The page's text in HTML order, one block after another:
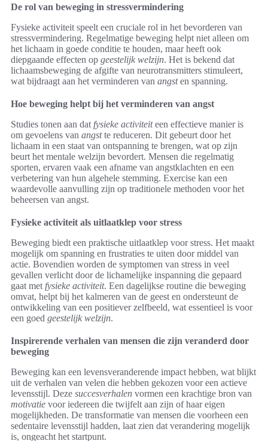
De rol van beweging in stressvermindering
Fysieke activiteit speelt een cruciale rol in het bevorderen van
stressvermindering. Regelmatige beweging helpt niet alleen om
het lichaam in goede conditie te houden, maar heeft ook
diepgaande effecten op geestelijk welzijn. Het is bekend dat
lichaamsbeweging de afgifte van neurotransmitters stimuleert,
wat bijdraagt aan het verminderen van angsten spanning.
Hoe beweging helpt bij het verminderen van angst
Studies tonen aan dat fysieke activiteiteen effectieve manier is
om gevoelens van angstte reduceren. Dit gebeurt door het
lichaam in een staat van ontspanning te brengen, wat op zijn
beurt het mentale welzijn bevordert. Mensen die regelmatig
sporten, ervaren vaak een afname van angstklachten en een
verbetering van hun algehele stemming. Exercise kan een
waardevolle aanvulling zijn op traditionele methoden voor het
beheersen van angst.
Fysieke activiteit als uitlaatklep voor stress
Beweging biedt een praktische uitlaatklep voor stress. Het maakt
mogelijk om spanning en frustraties te uiten door middel van
actie. Bovendien worden de symptomen van stress in veel
gevallen verlicht door de lichamelijke inspanning die gepaard
gaat met fysieke activiteit. Een dagelijkse routine die beweging
omvat, helpt bij het kalmeren van de geest en ondersteunt de
ontwikkeling van een positiever zelfbeeld, wat essentieel is voor
een goed geestelijk welzijn.
Inspirerende verhalen van mensen die zijn veranderd door
beweging
Beweging kan een levensveranderende impact hebben, wat blijkt
uit de verhalen van velen die hebben gekozen voor een actieve
levensstijl. Deze succesverhalen vormen een krachtige bron van
motivatie voor iedereen die twijfelt aan zijn of haar eigen
mogelijkheden. De transformatie van mensen die voorheen een
sedentaire levensstijl hadden, laat zien dat verandering mogelijk
is, ongeacht het startpunt.